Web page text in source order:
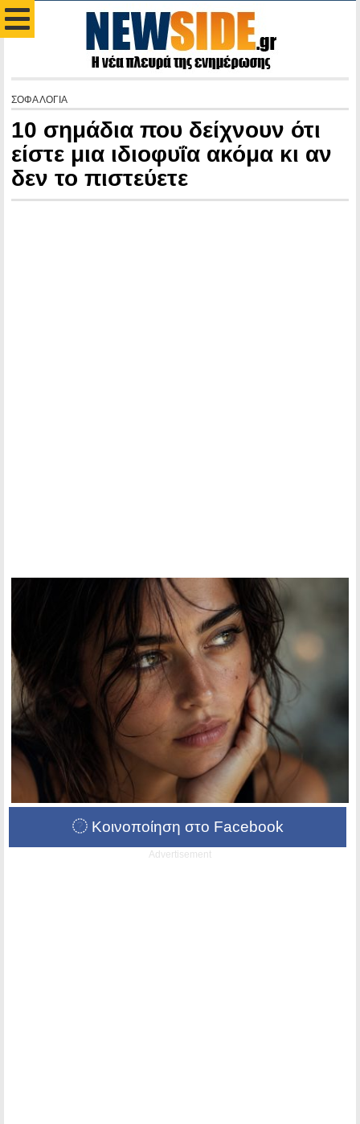
ΣΟΦΑ ΛΟΓΙΑ
10 σημάδια που δείχνουν ότι
είστε μια ιδιοφυΐα ακόμα κι αν
δεν το πιστεύετε
Κοινοποίηση στο Facebook
Advertisement